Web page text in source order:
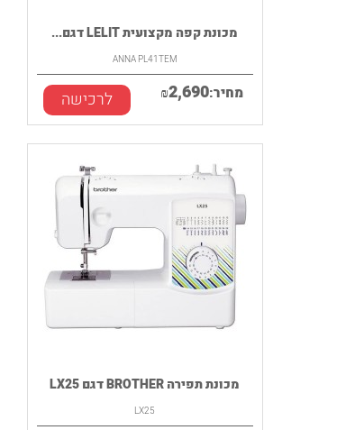
מכונת קפה מקצועית LELIT דגם...
ANNA PL41TEM
מחיר: ₪2,690 לרכישה
מכונת תפירה BROTHER דגם LX25
LX25